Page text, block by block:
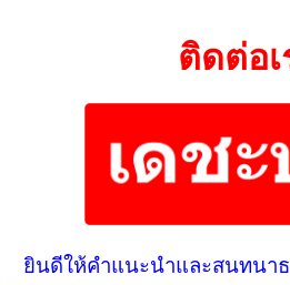
ติดต่อเ
ยินดีให้คำแนะนำและสนทนา